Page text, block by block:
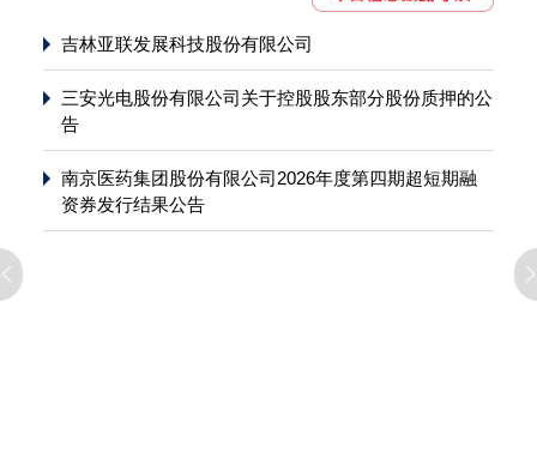
吉林亚联发展科技股份有限公司
三安光电股份有限公司关于控股股东部分股份质押的公
告
南京医药集团股份有限公司2026年度第四期超短期融
资券发行结果公告